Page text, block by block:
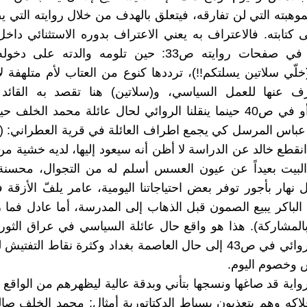
التي لن تفارقه، فيتعلق بالهدف من خلال روايته
فالاعتراف به يعني الاعتراف بدوره الاستثنائي
ونجد ذلك في صفحات روايته ص33: حين تلومه والدته
سلاتين يسلتكم!!)، ترددها كنوع من العتاب لأم متلهفة
عنها للعمل السياسي، و(سلاتين) هنا تقصد به
(ستالين)، أو في ص40 حينما ينقلنا الروائي لحال عائلة محمد
عباس المرسل كي يجمع اطراف العائلة في قرية العطراني:
خالد عن الدراسة لا أظن أنه سيعود إليها، لديه خشية من
البيت بعيداً عن عيون العسس أسلم له من التجوال،
نهار بأجور توفر بعض احتياجاتنا اليومية، عامر يلفّ
الباكر يبيع الصمون قبل الذهاب إلى المدرسة، أما عادل
هذا هو واقع حال عائلة السياسي في عراق
ثم ينقلنا الروائي في ص43 إلى حال العاصمة بغداد وكثرة نقاط
وخصوم اليوم.
قد صاغها ونسجها بتأني وبدقة عالية ليظهرهم من الواقع
وهم يتعذبون بسياط الدكتاتورية أمثال: محمد الخلف